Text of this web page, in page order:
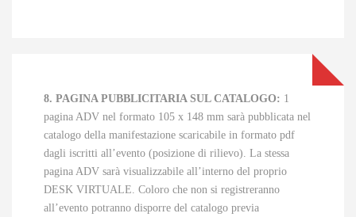
8. PAGINA PUBBLICITARIA SUL CATALOGO: 1
pagina ADV nel formato 105 x 148 mm sarà pubblicata nel
catalogo della manifestazione scaricabile in formato pdf
dagli iscritti all’evento (posizione di rilievo). La stessa
pagina ADV sarà visualizzabile all’interno del proprio
DESK VIRTUALE. Coloro che non si registreranno
all’evento potranno disporre del catalogo previa